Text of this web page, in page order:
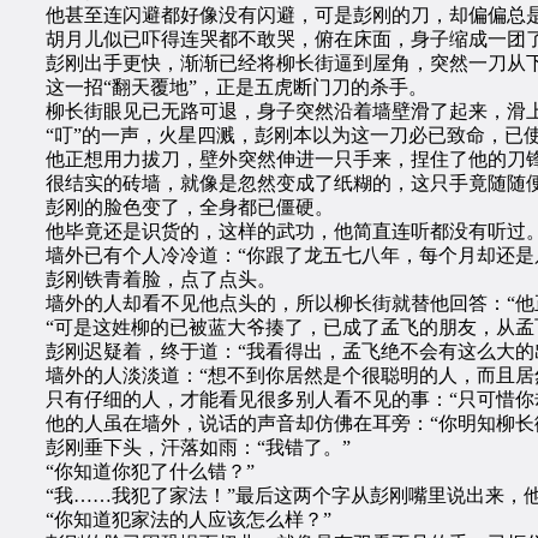
他甚至连闪避都好像没有闪避，可是彭刚的刀，却偏偏总
胡月儿似已吓得连哭都不敢哭，俯在床面，身子缩成一团
彭刚出手更快，渐渐已经将柳长街逼到屋角，突然一刀从
这一招“翻天覆地”，正是五虎断门刀的杀手。
柳长街眼见已无路可退，身子突然沿着墙壁滑了起来，滑
“叮”的一声，火星四溅，彭刚本以为这一刀必已致命，已
他正想用力拔刀，壁外突然伸进一只手来，捏住了他的刀
很结实的砖墙，就像是忽然变成了纸糊的，这只手竟随随
彭刚的脸色变了，全身都已僵硬。
他毕竟还是识货的，这样的武功，他简直连听都没有听过
墙外已有个人冷冷道：“你跟了龙五七八年，每个月却还是
彭刚铁青着脸，点了点头。
墙外的人却看不见他点头的，所以柳长街就替他回答：“他
“可是这姓柳的已被蓝大爷揍了，已成了孟飞的朋友，从孟
彭刚迟疑着，终于道：“我看得出，孟飞绝不会有这么大的
墙外的人淡淡道：“想不到你居然是个很聪明的人，而且居
只有仔细的人，才能看见很多别人看不见的事：“只可惜你
他的人虽在墙外，说话的声音却仿佛在耳旁：“你明知柳长
彭刚垂下头，汗落如雨：“我错了。”
“你知道你犯了什么错？”
“我……我犯了家法！”最后这两个字从彭刚嘴里说出来，
“你知道犯家法的人应该怎么样？”